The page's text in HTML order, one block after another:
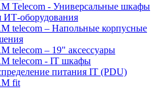
Telecom - Универсальные шкафы
ИТ-оборудования
telecom – Напольные корпусные
telecom – 19" аксессуары
telecom - IT шкафы
питания IT (PDU)
fit